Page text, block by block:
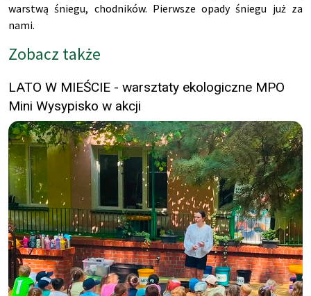
warstwą śniegu, chodników. Pierwsze opady śniegu już za
nami.
Zobacz także
LATO W MIEŚCIE - warsztaty ekologiczne MPO
Mini Wysypisko w akcji